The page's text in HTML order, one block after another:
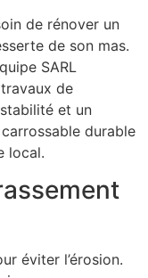
de rénover un
de son mas.
SARL
travaux de
et un
durable
local.
éviter l’érosion.